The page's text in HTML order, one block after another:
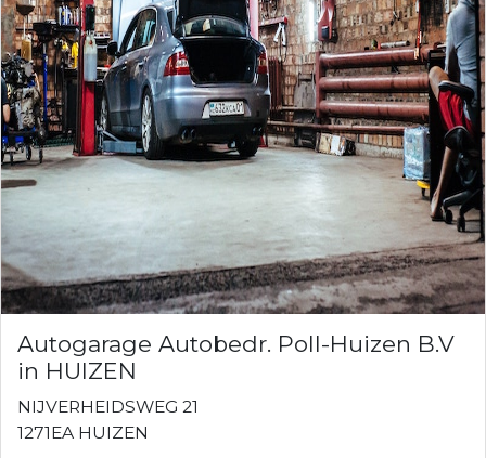
Autogarage Autobedr. Poll-Huizen B.V
in HUIZEN
NIJVERHEIDSWEG 21
1271EA HUIZEN